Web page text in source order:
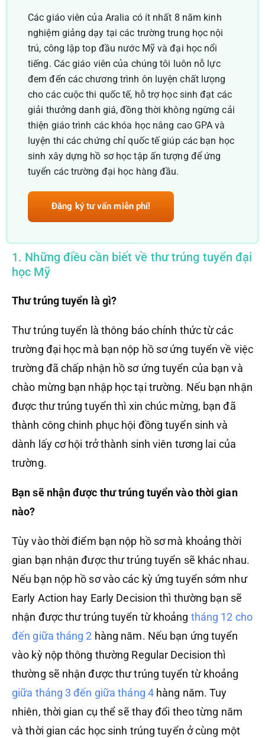
Các giáo viên của Aralia có ít nhất 8 năm kinh
nghiệm giảng dạy tại các trường trung học nội
trú, công lập top đầu nước Mỹ và đại học nổi
tiếng. Các giáo viên của chúng tôi luôn nỗ lực
đem đến các chương trình ôn luyện chất lưọng
cho các cuộc thi quốc tế, hỗ trợ học sinh đạt các
giải thưởng danh giá, đồng thời không ngừng cải
thiện giáo trình các khóa học nâng cao GPA và
luyện thi các chứng chỉ quốc tế giúp các bạn học
sinh xây dựng hồ sơ học tập ấn tượng để ứng
tuyển các trường đại học hàng đầu.
Đăng ký tư vấn miễn phí!
1. Những điều cần biết về thư trúng tuyển đại
học Mỹ
Thư trúng tuyển là gì?
Thư trúng tuyển là thông báo chính thức từ các
trường đại học mà bạn nộp hồ sơ ứng tuyển về việc
trường đã chấp nhận hồ sơ ứng tuyển của bạn và
chào mừng bạn nhập học tại trường. Nếu bạn nhận
được thư trúng tuyển thì xin chúc mừng, bạn đã
thành công chinh phục hội đồng tuyển sinh và
dành lấy cơ hội trở thành sinh viên tương lai của
trường.
Bạn sẽ nhận được thư trúng tuyển vào thời gian
nào?
Tùy vào thời điểm bạn nộp hồ sơ mà khoảng thời
gian bạn nhận được thư trúng tuyển sẽ khác nhau.
Nếu bạn nộp hồ sơ vào các kỳ ứng tuyển sớm như
Early Action hay Early Decision thì thường bạn sẽ
nhận được thư trúng tuyển từ khoảng tháng 12 cho
đến giữa tháng 2 hàng năm. Nếu bạn ứng tuyển
vào kỳ nộp thông thường Regular Decision thì
thường sẽ nhận được thư trúng tuyển từ khoảng
giữa tháng 3 đến giữa tháng 4hàng năm. Tuy
nhiên, thời gian cụ thể sẽ thay đổi theo từng năm
và thời gian các học sinh trúng tuyển ở cùng một